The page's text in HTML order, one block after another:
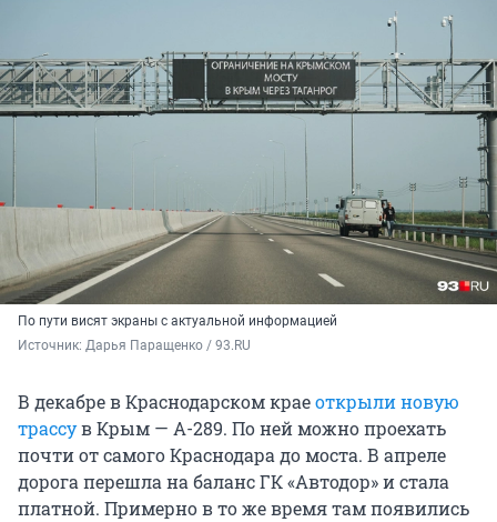
По пути висят экраны с актуальной информацией
Источник: Дарья Паращенко / 93.RU
В декабре в Краснодарском краеоткрыли новую
трассув Крым — А-289. По ней можно проехать
почти от самого Краснодара до моста. В апреле
дорога перешла на баланс ГК «Автодор» и стала
платной. Примерно в то же время там появились